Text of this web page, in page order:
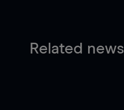
Related news